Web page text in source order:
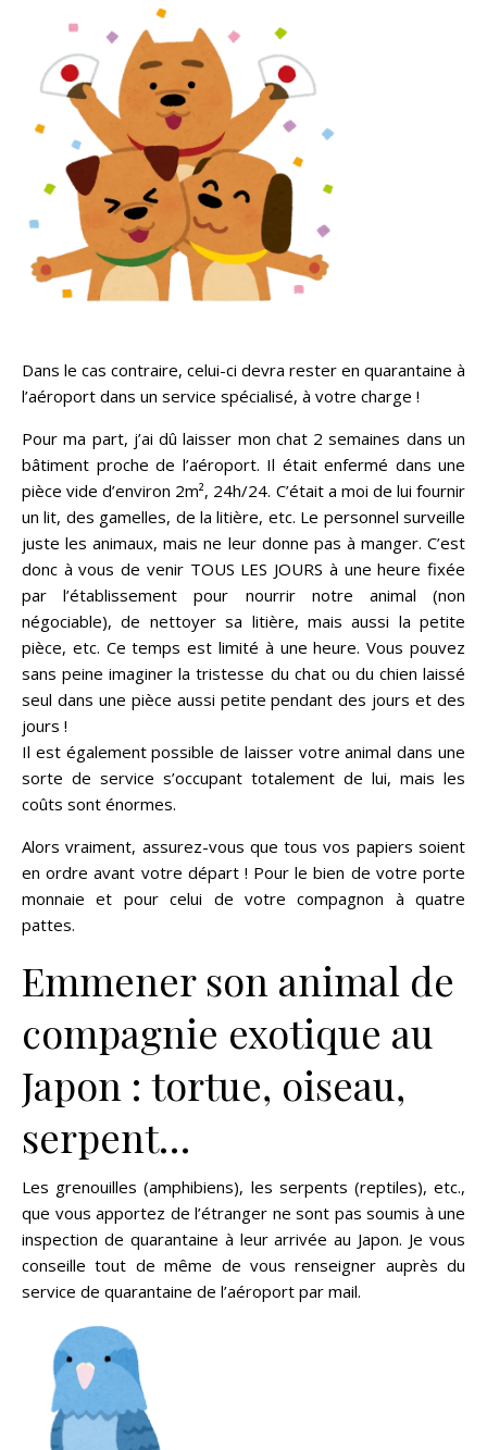
Dans le cas contraire, celui-ci devra rester en quarantaine à
l’aéroport dans un service spécialisé, à votre charge !
Pour ma part, j’ai dû laisser mon chat 2 semaines dans un
bâtiment proche de l’aéroport. Il était enfermé dans une
pièce vide d’environ 2m², 24h/24. C’était a moi de lui fournir
un lit, des gamelles, de la litière, etc. Le personnel surveille
juste les animaux, mais ne leur donne pas à manger. C’est
donc à vous de venir TOUS LES JOURS à une heure fixée
par l’établissement pour nourrir notre animal (non
négociable), de nettoyer sa litière, mais aussi la petite
pièce, etc. Ce temps est limité à une heure. Vous pouvez
sans peine imaginer la tristesse du chat ou du chien laissé
seul dans une pièce aussi petite pendant des jours et des
jours !
Il est également possible de laisser votre animal dans une
sorte de service s’occupant totalement de lui, mais les
coûts sont énormes.
Alors vraiment, assurez-vous que tous vos papiers soient
en ordre avant votre départ ! Pour le bien de votre porte
monnaie et pour celui de votre compagnon à quatre
pattes.
Emmener son animal de
compagnie exotique au
Japon : tortue, oiseau,
serpent…
Les grenouilles (amphibiens), les serpents (reptiles), etc.,
que vous apportez de l’étranger ne sont pas soumis à une
inspection de quarantaine à leur arrivée au Japon. Je vous
conseille tout de même de vous renseigner auprès du
service de quarantaine de l’aéroport par mail.